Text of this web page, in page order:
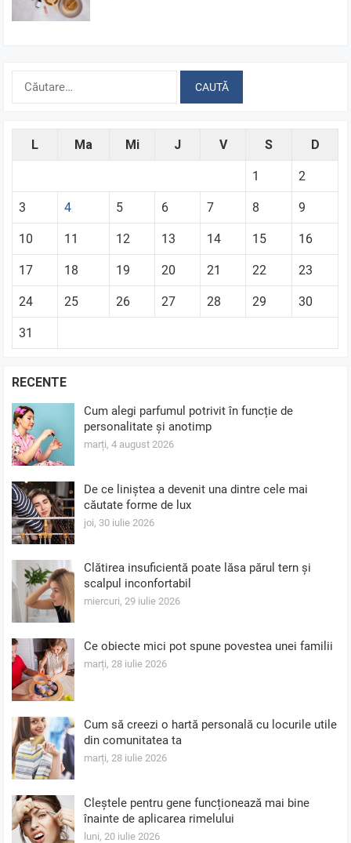
L Ma Mi J V S D
1 2
3 4 5 6 7 8 9
10 11 12 13 14 15 16
17 18 19 20 21 22 23
24 25 26 27 28 29 30
31
RECENTE
Cum alegi parfumul potrivit în funcție de
personalitate și anotimp
marți, 4 august 2026
De ce liniștea a devenit una dintre cele mai
căutate forme de lux
joi, 30 iulie 2026
Clătirea insuficientă poate lăsa părul tern și
scalpul inconfortabil
miercuri, 29 iulie 2026
Ce obiecte mici pot spune povestea unei familii
marți, 28 iulie 2026
Cum să creezi o hartă personală cu locurile utile
din comunitatea ta
marți, 28 iulie 2026
Cleștele pentru gene funcționează mai bine
înainte de aplicarea rimelului
luni, 20 iulie 2026